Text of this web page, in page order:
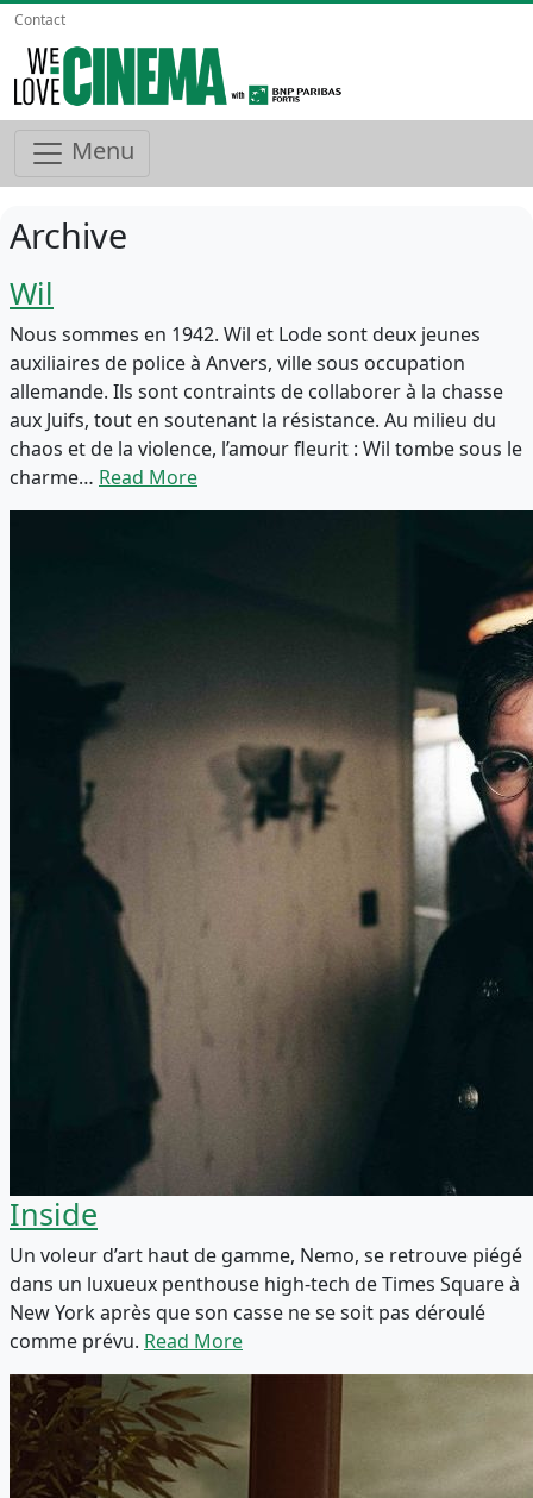
Contact
Menu
Archive
Wil
Nous sommes en 1942. Wil et Lode sont deux jeunes
auxiliaires de police à Anvers, ville sous occupation
allemande. Ils sont contraints de collaborer à la chasse
aux Juifs, tout en soutenant la résistance. Au milieu du
chaos et de la violence, l’amour fleurit : Wil tombe sous le
charme… Read More
Inside
Un voleur d’art haut de gamme, Nemo, se retrouve piégé
dans un luxueux penthouse high-tech de Times Square à
New York après que son casse ne se soit pas déroulé
comme prévu. Read More